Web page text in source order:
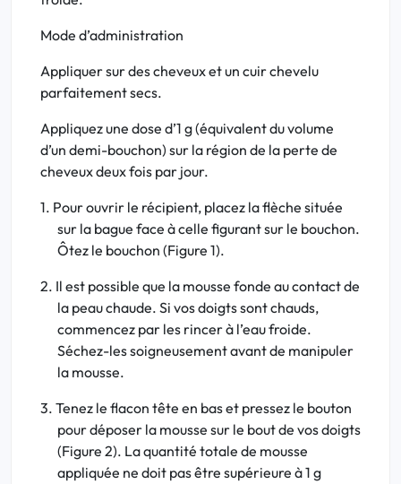
Mode d’administration
Appliquer sur des cheveux et un cuir chevelu
parfaitement secs.
Appliquez une dose d’1 g (équivalent du volume
d’un demi-bouchon) sur la région de la perte de
cheveux deux fois par jour.
1. Pour ouvrir le récipient, placez la flèche située
sur la bague face à celle figurant sur le bouchon.
Ôtez le bouchon (Figure 1).
2. Il est possible que la mousse fonde au contact de
la peau chaude. Si vos doigts sont chauds,
commencez par les rincer à l’eau froide.
Séchez-les soigneusement avant de manipuler
la mousse.
3. Tenez le flacon tête en bas et pressez le bouton
pour déposer la mousse sur le bout de vos doigts
(Figure 2). La quantité totale de mousse
appliquée ne doit pas être supérieure à 1 g